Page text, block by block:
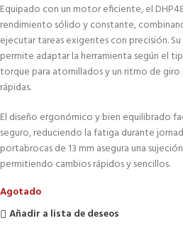
Equipado con un motor eficiente, el
rendimiento sólido y constante,
ejecutar tareas exigentes con precisión.
permite adaptar la herramienta según el
torque para atornillados y un ritmo de
rápidas.
El diseño ergonómico y bien equilibrado
seguro, reduciendo la fatiga durante
portabrocas de 13 mm asegura una
permitiendo cambios rápidos y sencillos.
Agotado
Añadir a lista de deseos